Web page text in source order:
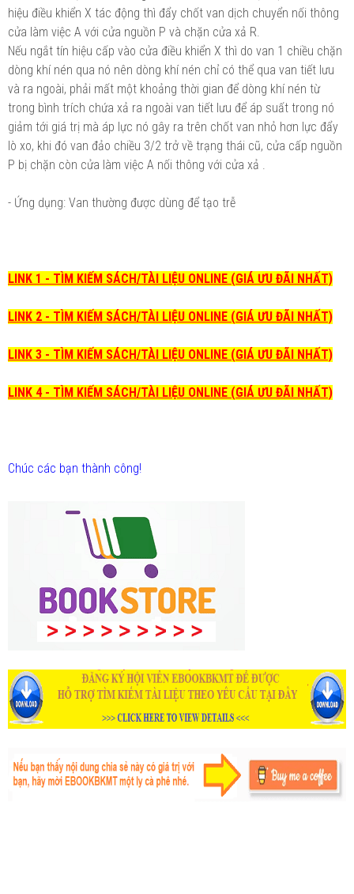
hiệu điều khiển X tác động thì đẩy chốt van dịch chuyển nối thông
cửa làm việc A với cửa nguồn P và chặn cửa xả R.
Nếu ngắt tín hiệu cấp vào cửa điều khiển X thì do van 1 chiều chặn
dòng khí nén qua nó nên dòng khí nén chỉ có thể qua van tiết lưu
và ra ngoài, phải mất một khoảng thời gian để dòng khí nén từ
trong bình trích chứa xả ra ngoài van tiết lưu để áp suất trong nó
giảm tới giá trị mà áp lực nó gây ra trên chốt van nhỏ hơn lực đẩy
lò xo, khi đó van đảo chiều 3/2 trở về trạng thái cũ, cửa cấp nguồn
P bị chặn còn cửa làm việc A nối thông với cửa xả .
- Ứng dụng: Van thường được dùng để tạo trễ
LINK 1 - TÌM KIẾM SÁCH/TÀI LIỆU ONLINE (GIÁ ƯU ĐÃI NHẤT)
LINK 2 - TÌM KIẾM SÁCH/TÀI LIỆU ONLINE (GIÁ ƯU ĐÃI NHẤT)
LINK 3 - TÌM KIẾM SÁCH/TÀI LIỆU ONLINE (GIÁ ƯU ĐÃI NHẤT)
LINK 4 - TÌM KIẾM SÁCH/TÀI LIỆU ONLINE (GIÁ ƯU ĐÃI NHẤT)
Chúc các bạn thành công!